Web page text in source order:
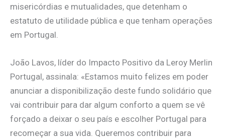
misericórdias e mutualidades, que detenham o
estatuto de utilidade pública e que tenham operações
em Portugal.
João Lavos, líder do Impacto Positivo da Leroy Merlin
Portugal, assinala: «Estamos muito felizes em poder
anunciar a disponibilização deste fundo solidário que
vai contribuir para dar algum conforto a quem se vê
forçado a deixar o seu país e escolher Portugal para
recomeçar a sua vida. Queremos contribuir para